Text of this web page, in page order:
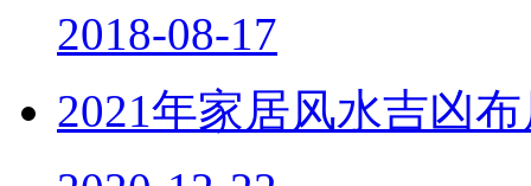
2018-08-17
2021年家居风水吉凶